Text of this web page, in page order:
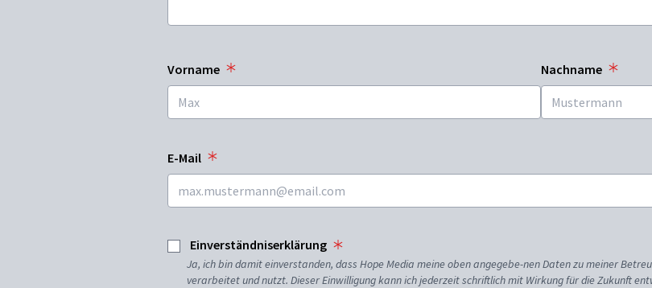
Vorname Nachname
E-Mail
Einverständniserklärung
Ja, ich bin damit einverstanden, dass Hope Media meine oben angegebe-nen Daten zu meiner
verarbeitet und nutzt. Dieser Einwilligung kann ich jederzeit schriftlich mit Wirkung für die Zukunft